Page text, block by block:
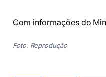
Com informações do
Foto: Reprodução